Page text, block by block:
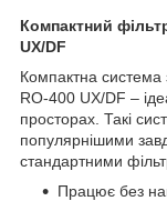
Компактний
UX/DF
Компактна система
RO-400 UX/DF –
просторах. Такі
популярнішими
стандартними
Працює без